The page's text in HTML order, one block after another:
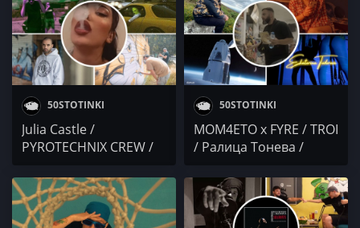
50STOTINKI
Julia Castle /
PYROTECHNIX CREW /
2Killersz x IRLANDECA
50STOTINKI
MOM4ETO x FYRE / TROI
/ Ралица Тонева /
Ekaterina Todorova